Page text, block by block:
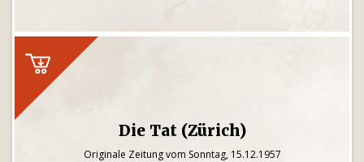
Die Tat (Zürich)
Originale Zeitung vom Sonntag, 15.12.1957